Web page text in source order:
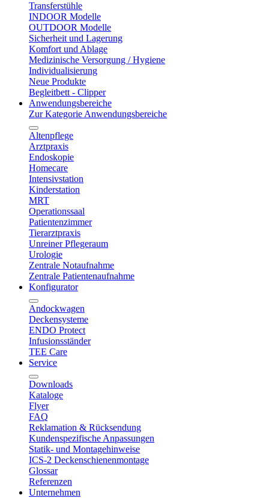
Transferstühle
INDOOR Modelle
OUTDOOR Modelle
Sicherheit und Lagerung
Komfort und Ablage
Medizinische Versorgung / Hygiene
Individualisierung
Neue Produkte
Begleitbett - Clipper
Anwendungsbereiche
Zur Kategorie Anwendungsbereiche
Altenpflege
Arztpraxis
Endoskopie
Homecare
Intensivstation
Kinderstation
MRT
Operationssaal
Patientenzimmer
Tierarztpraxis
Unreiner Pflegeraum
Urologie
Zentrale Notaufnahme
Zentrale Patientenaufnahme
Konfigurator
Andockwagen
Deckensysteme
ENDO Protect
Infusionsständer
TEE Care
Service
Downloads
Kataloge
Flyer
FAQ
Reklamation & Rücksendung
Kundenspezifische Anpassungen
Statik- und Montagehinweise
ICS-2 Deckenschienenmontage
Glossar
Referenzen
Unternehmen